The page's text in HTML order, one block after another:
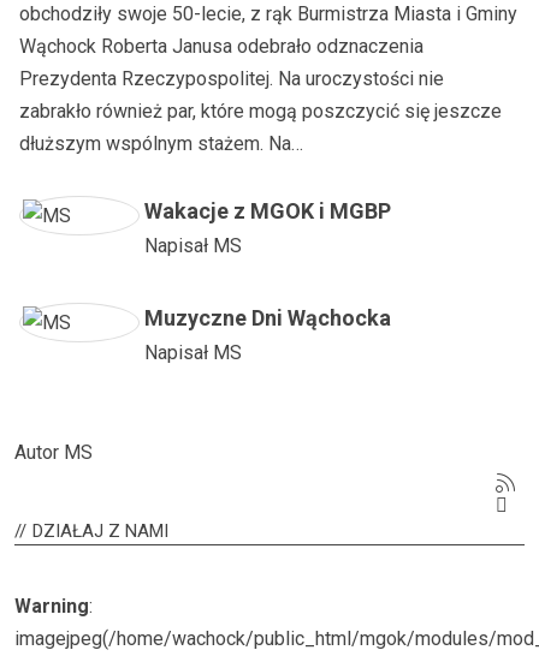
obchodziły swoje 50-lecie, z rąk Burmistrza Miasta i Gminy
Wąchock Roberta Janusa odebrało odznaczenia
Prezydenta Rzeczypospolitej. Na uroczystości nie
zabrakło również par, które mogą poszczycić się jeszcze
dłuższym wspólnym stażem. Na…
Wakacje z MGOK i MGBP
Napisał MS
Muzyczne Dni Wąchocka
Napisał MS
Autor MS
DZIAŁAJ Z NAMI
Warning:
imagejpeg(/home/wachock/public_html/mgok/modules/